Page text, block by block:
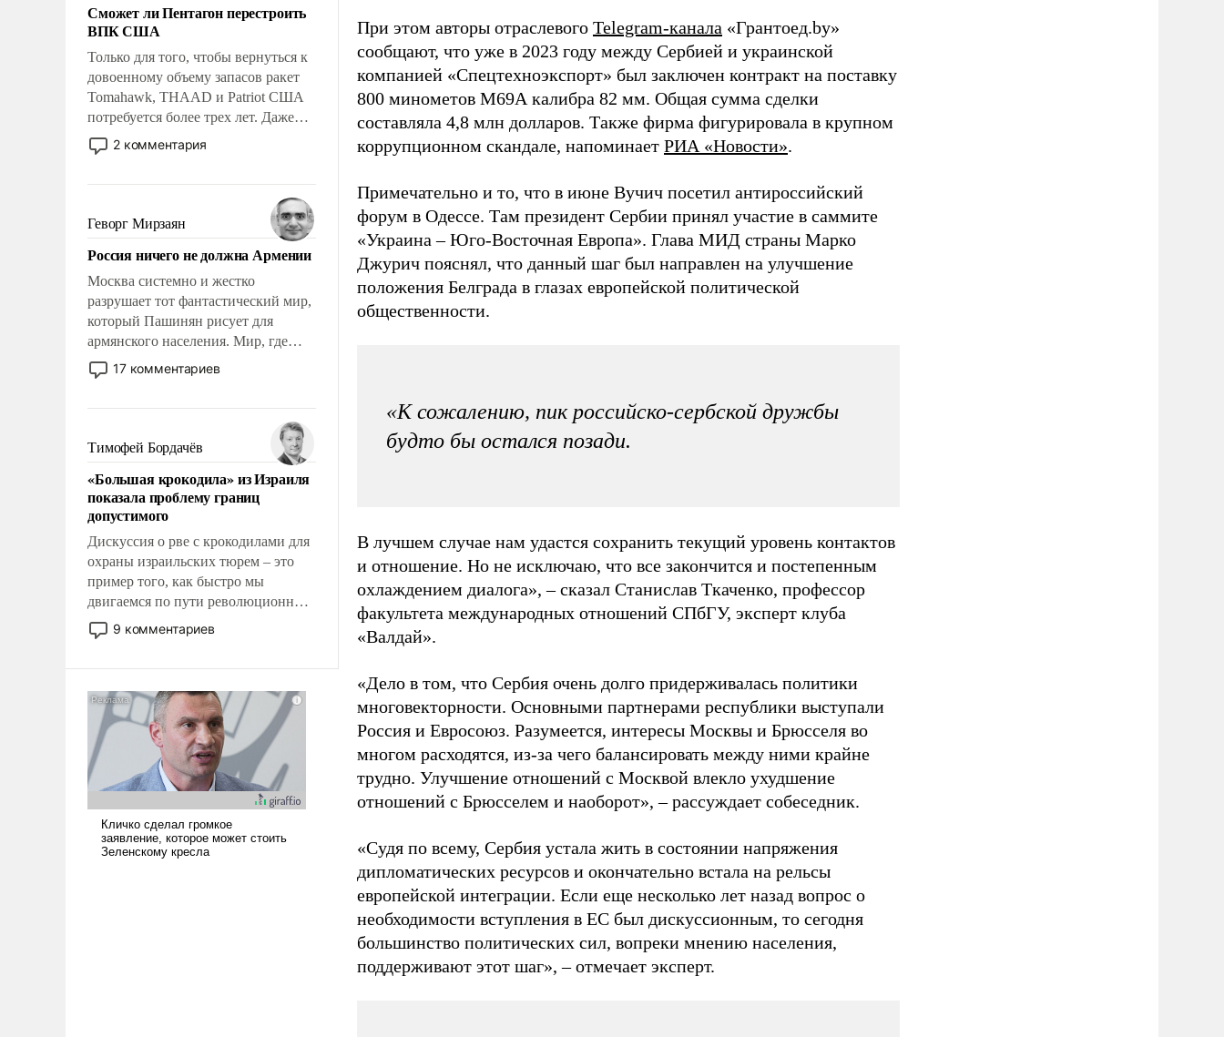
Сможет ли Пентагон перестроить
ВПК США
Только для того, чтобы вернуться к
довоенному объему запасов ракет
Tomahawk, THAAD и Patriot США
потребуется более трех лет. Даже
небольшая война с Ираном
опустошила американские
уязвимости США, например, перед
Китаем.
2 комментария
Геворг Мирзаян
Россия ничего не должна Армении
Москва системно и жестко
разрушает тот фантастический мир,
который Пашинян рисует для
армянского населения. Мир, где
политические прожекты будут
безусловно оплачиваться за счет
где Еревану за свои поступки не
нужно отвечать.
17 комментариев
Тимофей Бордачёв
«Большая крокодила» из Израиля
показала проблему границ
допустимого
Дискуссия о рве с крокодилами для
охраны израильских тюрем – это
пример того, как быстро мы
двигаемся по пути революционных
изменений. То, что несколько лет
назад было образом для
9 комментариев
При этом авторы отраслевого Telegram-канала «Грантоед.by»
сообщают, что уже в 2023 году между Сербией и украинской
компанией «Спецтехноэкспорт» был заключен контракт на поставку
800 минометов М69А калибра 82 мм. Общая сумма сделки
составляла 4,8 млн долларов. Также фирма фигурировала в крупном
коррупционном скандале, напоминает РИА «Новости».
Примечательно и то, что в июне Вучич посетил антироссийский
форум в Одессе. Там президент Сербии принял участие в саммите
«Украина – Юго-Восточная Европа». Глава МИД страны Марко
Джурич пояснял, что данный шаг был направлен на улучшение
положения Белграда в глазах европейской политической
общественности.
«К сожалению, пик российско-сербской дружбы
будто бы остался позади.
В лучшем случае нам удастся сохранить текущий уровень контактов
и отношение. Но не исключаю, что все закончится и постепенным
охлаждением диалога», – сказал Станислав Ткаченко, профессор
факультета международных отношений СПбГУ, эксперт клуба
«Валдай».
«Дело в том, что Сербия очень долго придерживалась политики
многовекторности. Основными партнерами республики выступали
Россия и Евросоюз. Разумеется, интересы Москвы и Брюсселя во
многом расходятся, из-за чего балансировать между ними крайне
трудно. Улучшение отношений с Москвой влекло ухудшение
отношений с Брюсселем и наоборот», – рассуждает собеседник.
«Судя по всему, Сербия устала жить в состоянии напряжения
дипломатических ресурсов и окончательно встала на рельсы
европейской интеграции. Если еще несколько лет назад вопрос о
необходимости вступления в ЕС был дискуссионным, то сегодня
большинство политических сил, вопреки мнению населения,
поддерживают этот шаг», – отмечает эксперт.